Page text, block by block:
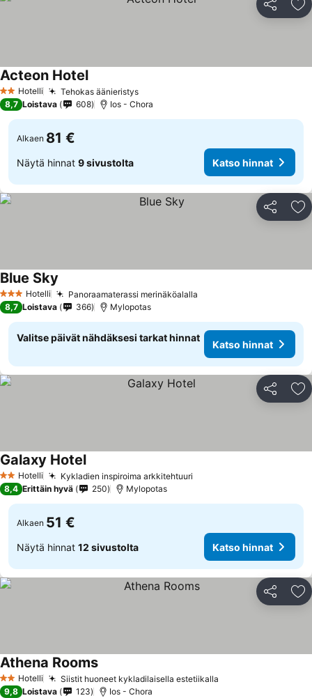
Jaa
2 Tähtiluokitus
Hotelli Tehokas äänieristys
Acteon Hotel
8,7 Loistava 608 Ios - Chora
Alkaen 81 €
Näytä hinnat 9 sivustolta Katso hinnat
Jaa
3 Tähtiluokitus
Hotelli Panoraamaterassi merinäköalalla
Blue Sky
8,7 Loistava 366 Mylopotas
Valitse päivät nähdäksesi tarkat hinnat
Katso hinnat
Jaa
2 Tähtiluokitus
Hotelli Kykladien inspiroima arkkitehtuuri
Galaxy Hotel
8,4 Erittäin hyvä 250 Mylopotas
Alkaen 51 €
Näytä hinnat 12 sivustolta Katso hinnat
Jaa
2 Tähtiluokitus
Hotelli Siistit huoneet kykladilaisella estetiikalla
Athena Rooms
9,8 Loistava 123 Ios - Chora